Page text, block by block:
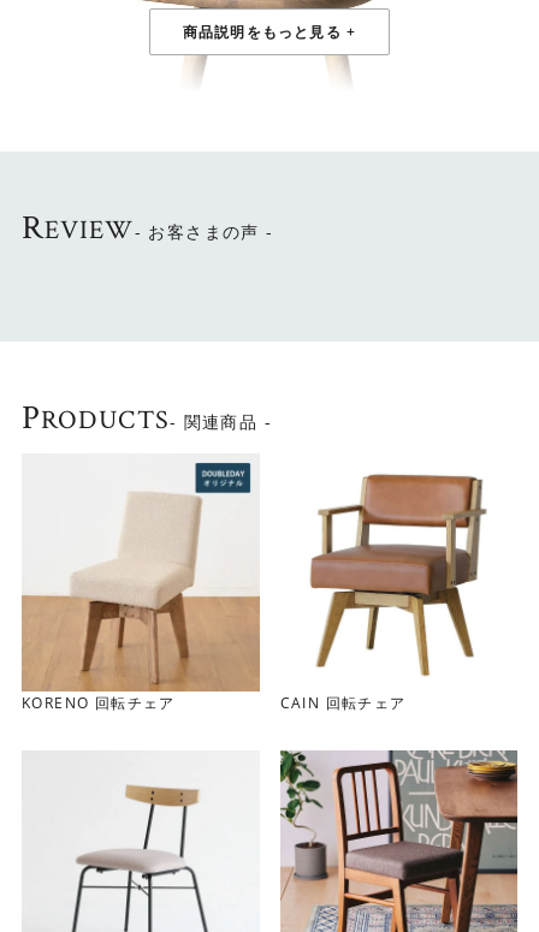
す。スムーズに回転するので、チェアを引かずに出入り、
REVIEW- お客さまの声 -
PRODUCTS- 関連商品 -
KORENO 回転チェア CAIN 回転チェア